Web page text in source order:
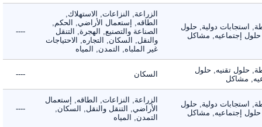
استجابات دولية, حلول
إجتماعيه, مشاكل
الزراعة, النزاعات, الاستهلاك,
الطاقه, إستعمال الأراضي, الحكم,
الصناعة والتصنيع, الهجرة, التنقل
والنقل, السكان, التجاره, الاحتياجات
غير الملباه, التمدن, المياه
----
حلول تقنيه, حلول
مشاكل
السكان ----
استجابات دولية, حلول
إجتماعيه, مشاكل
الزراعة, النزاعات, الطاقه, إستعمال
الأراضي, التنقل والنقل, السكان,
التمدن, المياه
----